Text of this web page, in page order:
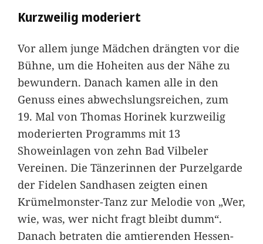
Kurzweilig moderiert
Vor allem junge Mädchen drängten vor die
Bühne, um die Hoheiten aus der Nähe zu
bewundern. Danach kamen alle in den
Genuss eines abwechslungsreichen, zum
19. Mal von Thomas Horinek kurzweilig
moderierten Programms mit 13
Showeinlagen von zehn Bad Vilbeler
Vereinen. Die Tänzerinnen der Purzelgarde
der Fidelen Sandhasen zeigten einen
Krümelmonster-Tanz zur Melodie von „Wer,
wie, was, wer nicht fragt bleibt dumm“.
Danach betraten die amtierenden Hessen-